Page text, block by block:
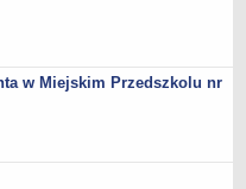
w Miejskim Przedszkolu nr